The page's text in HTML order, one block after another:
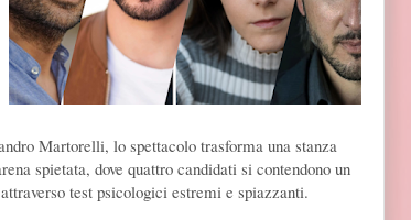
Martorelli, lo spettacolo trasforma una stanza
spietata, dove quattro candidati si contendono un
test psicologici estremi e spiazzanti.